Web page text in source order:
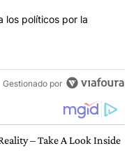
Cuerva cuestionó
los políticos por la
Gestionado por